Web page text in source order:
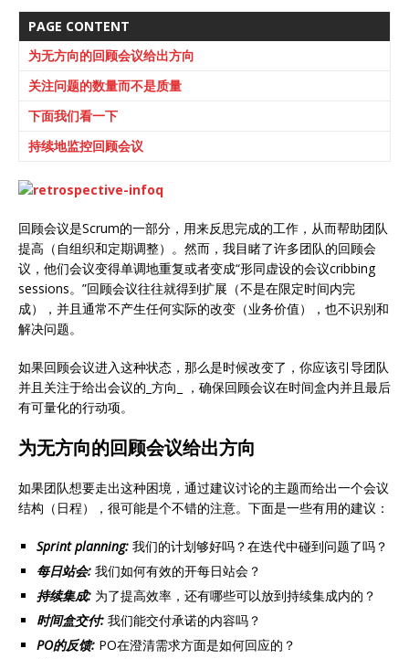
PAGE CONTENT
为无方向的回顾会议给出方向
关注问题的数量而不是质量
下面我们看一下
持续地监控回顾会议
回顾会议是Scrum的一部分，用来反思完成的工作，从而帮助团队
提高（自组织和定期调整）。然而，我目睹了许多团队的回顾会
议，他们会议变得单调地重复或者变成“形同虚设的会议cribbing
sessions。”回顾会议往往就得到扩展（不是在限定时间内完
成），并且通常不产生任何实际的改变（业务价值），也不识别和
解决问题。
如果回顾会议进入这种状态，那么是时候改变了，你应该引导团队
并且关注于给出会议的_方向_ ，确保回顾会议在时间盒内并且最后
有可量化的行动项。
为无方向的回顾会议给出方向
如果团队想要走出这种困境，通过建议讨论的主题而给出一个会议
结构（日程），很可能是个不错的注意。下面是一些有用的建议：
Sprint planning: 我们的计划够好吗？在迭代中碰到问题了吗？
每日站会: 我们如何有效的开每日站会？
持续集成: 为了提高效率，还有哪些可以放到持续集成内的？
时间盒交付: 我们能交付承诺的内容吗？
PO的反馈: PO在澄清需求方面是如何回应的？